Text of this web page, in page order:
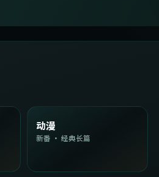
动漫
新番 · 经典长篇